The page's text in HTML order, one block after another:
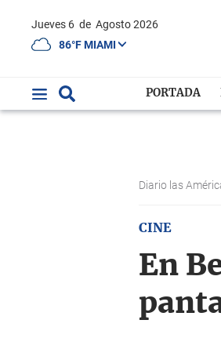
Jueves 6 de Agosto 2026
86°F MIAMI
PORTADA
Diario las
CINE
En